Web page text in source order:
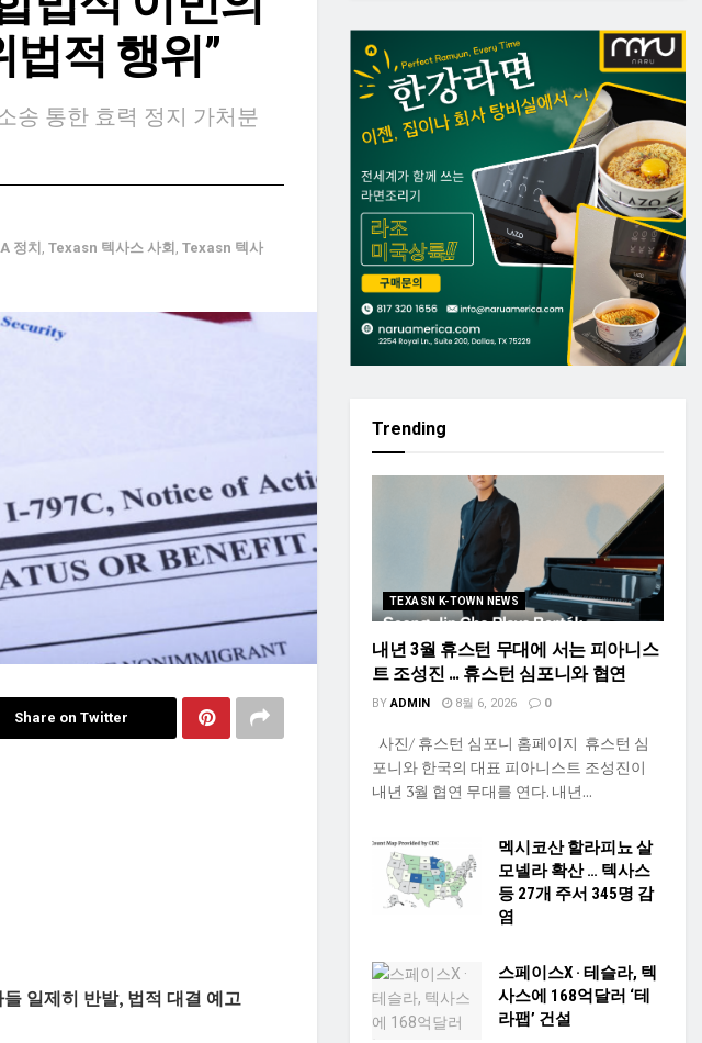
적 행위”
송 통한 효력 정지 가처분
정치 Texasn 텍사스 사회 Texasn 텍사
Share on Twitter
일제히 반발, 법적 대결 예고
Trending
TEXASN K-TOWN NEWS
내년 3월 휴스턴 무대에 서는 피아니스
트 조성진 … 휴스턴 심포니와 협연
BY ADMIN 8월 6, 2026 0
사진/ 휴스턴 심포니 홈페이지 휴스턴 심
포니와 한국의 대표 피아니스트 조성진이
내년 3월 협연 무대를 연다. 내년...
멕시코산 할라피뇨 살
모넬라 확산 … 텍사스
등 27개 주서 345명 감
염
스페이스X · 테슬라, 텍
사스에 168억달러 ‘테
라팹’ 건설